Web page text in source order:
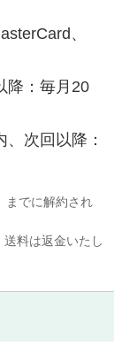
、
降：毎月20
次回以降：
でに解約され
料は返金いたし